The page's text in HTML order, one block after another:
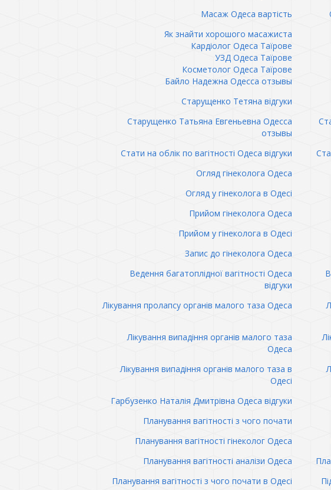
Масаж Одеса вартість
Як знайти хорошого масажиста
Кардіолог Одеса Таїрове
УЗД Одеса Таїрове
Косметолог Одеса Таїрове
Байло Надежна Одесса отзывы
Старущенко Тетяна відгуки
Старущенко Татьяна Евгеньевна Одесса
отзывы
Стати на облік по вагітності Одеса відгуки
Огляд гінеколога Одеса
Огляд у гінеколога в Одесі
Прийом гінеколога Одеса
Прийом у гінеколога в Одесі
Запис до гінеколога Одеса
Ведення багатоплідної вагітності Одеса
відгуки
Лікування пролапсу органів малого таза Одеса
Лікування випадіння органів малого таза
Одеса
Лікування випадіння органів малого таза в
Одесі
Гарбузенко Наталія Дмитрівна Одеса відгуки
Планування вагітності з чого почати
Планування вагітності гінеколог Одеса
Планування вагітності аналізи Одеса
Планування вагітності з чого почати в Одесі